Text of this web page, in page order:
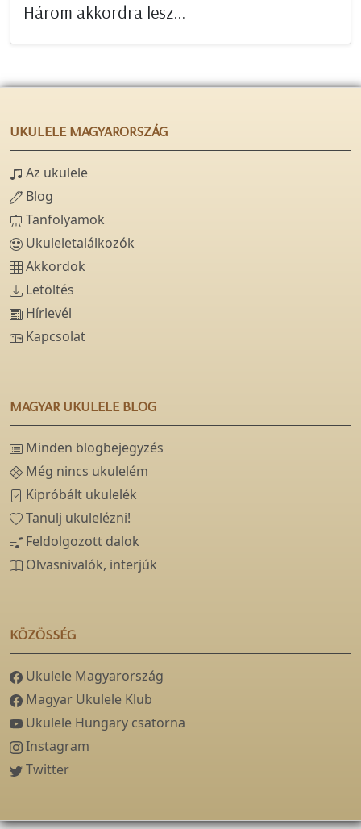
Három akkordra lesz...
UKULELE MAGYARORSZÁG
Az ukulele
Blog
Tanfolyamok
Ukuleletalálkozók
Akkordok
Letöltés
Hírlevél
Kapcsolat
MAGYAR UKULELE BLOG
Minden blogbejegyzés
Még nincs ukulelém
Kipróbált ukulelék
Tanulj ukulelézni!
Feldolgozott dalok
Olvasnivalók, interjúk
KÖZÖSSÉG
Ukulele Magyarország
Magyar Ukulele Klub
Ukulele Hungary csatorna
Instagram
Twitter